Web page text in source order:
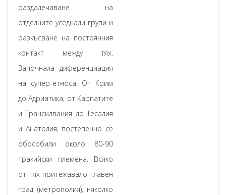
раздалечаване на
отделните уседнали групи и
разкъсване на постоянния
контакт между тях.
Започнала диференциация
на супер-етноса. От Крим
до Адриатика, от Карпатите
и Трансилвания до Тесалия
и Анатолия, постепенно се
обособили около 80-90
тракийски племена. Всяко
от тях притежавало главен
град (метрополия), няколко